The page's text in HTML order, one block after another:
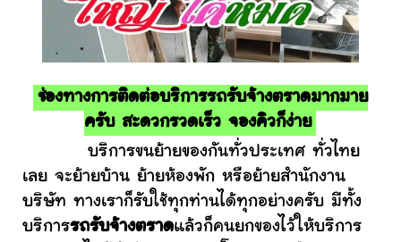
ช่องทางการติดต่อบริการรถรับจ้างตราดมากมาย
ครับ สะดวกรวดเร็ว จองคิวก็ง่าย
บริการขนย้ายของกันทั่วประเทศ ทั่วไทย
เลย จะย้ายบ้าน ย้ายห้องพัก หรือย้ายสำนักงาน
บริษัท ทางเราก็รับใช้ทุกท่านได้ทุกอย่างครับ มีทั้ง
บริการรถรับจ้างตราดแล้วก็คนยกของไว้ให้บริการ